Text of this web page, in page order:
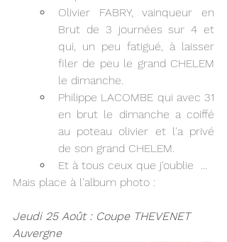
Olivier FABRY, vainqueur en
Brut de 3 journées sur 4 et
qui, un peu fatigué, à laisser
filer de peu le grand CHELEM
le dimanche.
Philippe LACOMBE qui avec 31
en brut le dimanche a coiffé
au poteau olivier et l'a privé
de son grand CHELEM.
Et à tous ceux que j'oublie  ...
Mais place à l'album photo :
Jeudi 25 Août : Coupe THEVENET
Auvergne